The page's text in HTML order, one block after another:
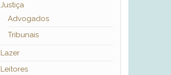
Justiça
Advogados
Tribunais
Lazer
Leitores